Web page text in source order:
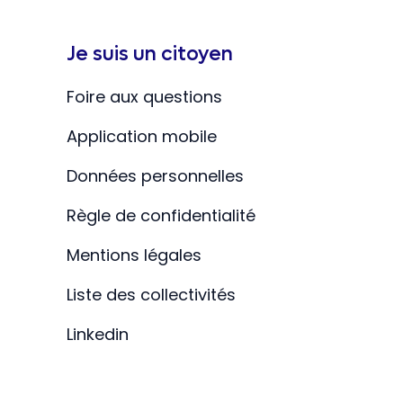
Je suis un citoyen
Foire aux questions
Application mobile
Données personnelles
Règle de confidentialité
Mentions légales
Liste des collectivités
Linkedin